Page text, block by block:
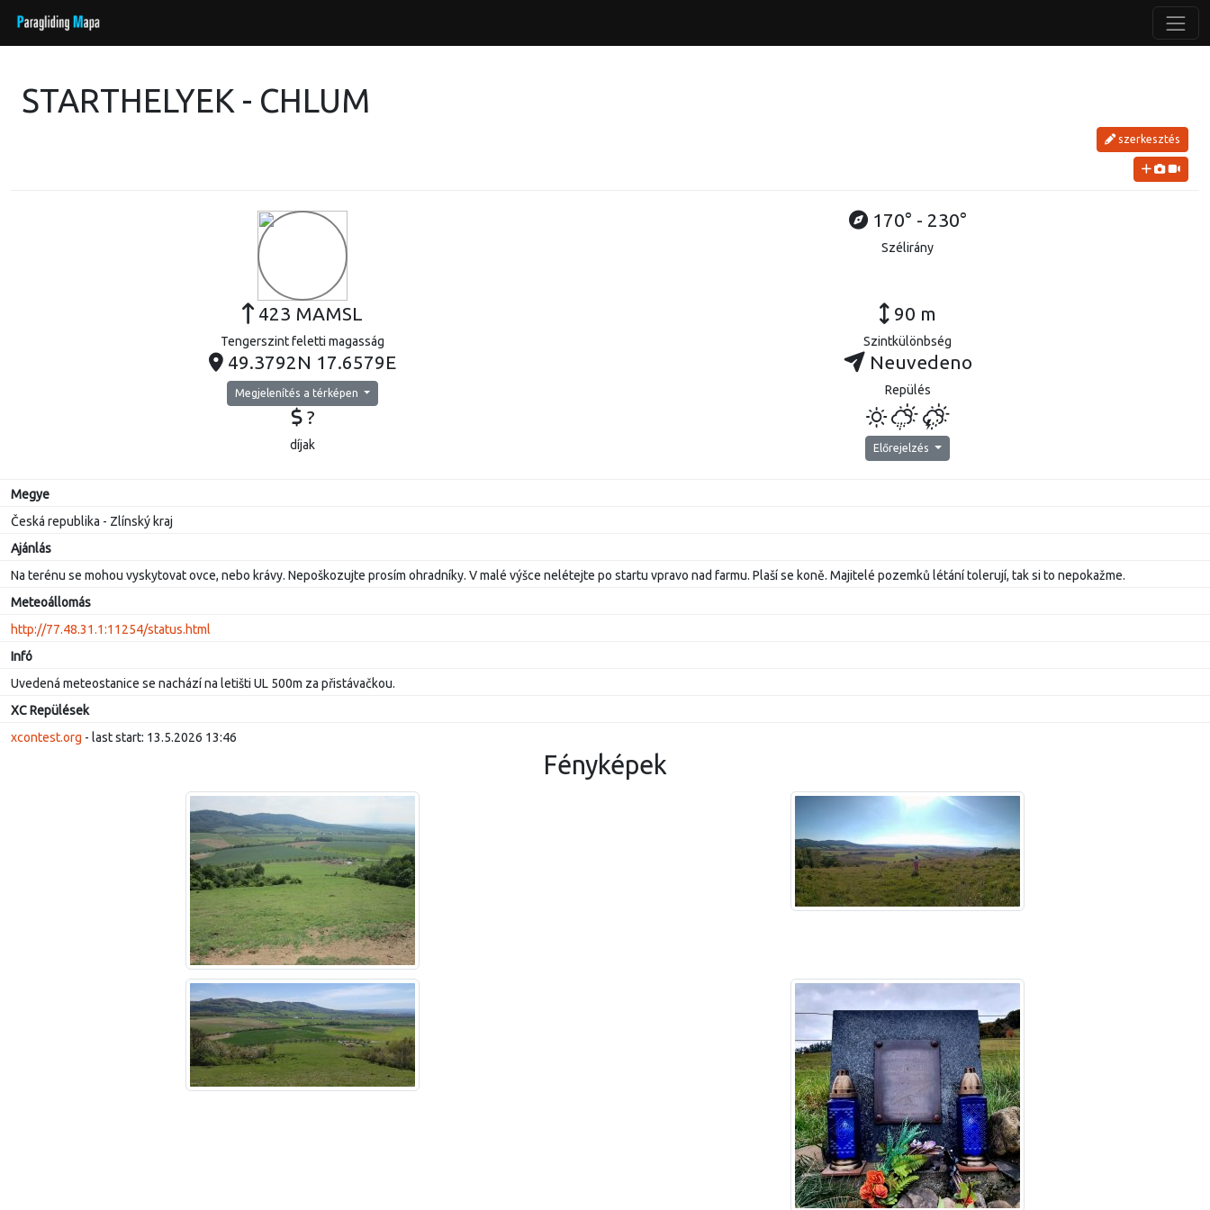
STARTHELYEK - CHLUM
szerkesztés
170° - 230°
Szélirány
423 MAMSL
Tengerszint feletti magasság
90 m
Szintkülönbség
49.3792N 17.6579E
Megjelenítés a térképen
Neuvedeno
Repülés
?
díjak Előrejelzés
Megye
Česká republika - Zlínský kraj
Ajánlás
Na terénu se mohou vyskytovat ovce, nebo krávy. Nepoškozujte prosím ohradníky. V malé výšce nelétejte po startu vpravo nad farmu. Plaší se koně. Majitelé pozemků létání tolerují, tak si to nepokažme.
Meteoállomás
http://77.48.31.1:11254/status.html
Infó
Uvedená meteostanice se nachází na letišti UL 500m za přistávačkou.
XC Repülések
xcontest.org - last start: 13.5.2026 13:46
Fényképek